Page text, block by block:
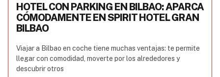
HOTEL CON PARKING EN BILBAO: APARCA
CÓMODAMENTE EN SPIRIT HOTEL GRAN
BILBAO
Viajar a Bilbao en coche tiene muchas ventajas: te permite
llegar con comodidad, moverte por los alrededores y
descubrir otros